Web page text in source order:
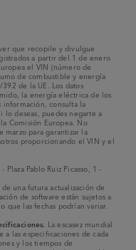
que recopile y divulgue
a partir del 1 de enero
el VIN (número de
de combustible y energía
de la UE. Los datos
la energía eléctrica de los
información, consulta la
lo deseas, puedes negarte a
Comisión Europea. No
marzo para garantizar la
proporcionando el VIN y el
Plaza Pablo Ruiz Picasso, 1 -
una futura actualización de
de software están sujetos a
que las fechas podrían variar.
La escasez mundial
a las especificaciones de cada
y los tiempos de